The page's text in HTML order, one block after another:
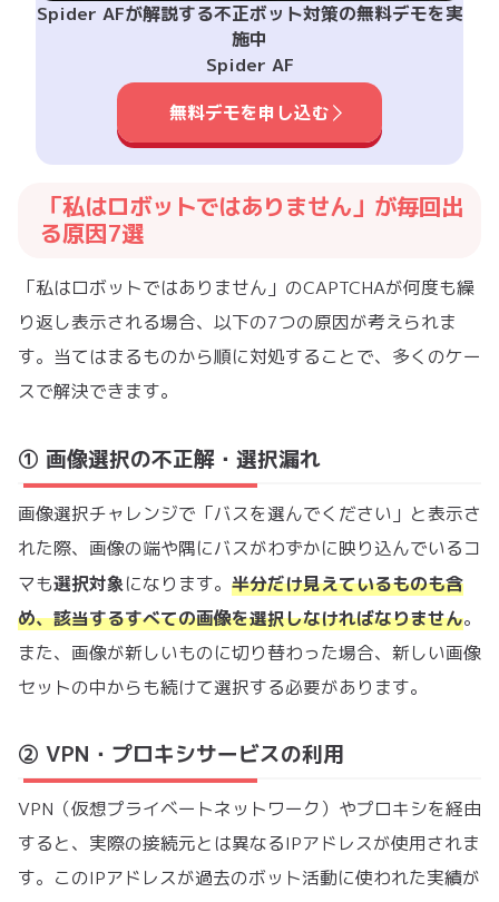
Spider AFが解説する不正ボット対策の無料デモを実
施中
Spider AF
無料デモを申し込む
「私はロボットではありません」が毎回出
る原因7選
「私はロボットではありません」のCAPTCHAが何度も繰
り返し表示される場合、以下の7つの原因が考えられま
す。当てはまるものから順に対処することで、多くのケー
スで解決できます。
① 画像選択の不正解・選択漏れ
画像選択チャレンジで「バスを選んでください」と表示さ
れた際、画像の端や隅にバスがわずかに映り込んでいるコ
マも選択対象になります。 半分だけ見えているものも含
め、該当するすべての画像を選択しなければなりません。
また、画像が新しいものに切り替わった場合、新しい画像
セットの中からも続けて選択する必要があります。
② VPN・プロキシサービスの利用
VPN（仮想プライベートネットワーク）やプロキシを経由
すると、実際の接続元とは異なるIPアドレスが使用されま
す。このIPアドレスが過去のボット活動に使われた実績が